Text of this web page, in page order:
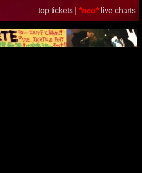
top tickets | *neu* live charts